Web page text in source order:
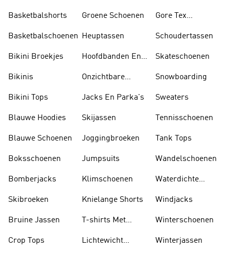
Basketbalshorts
Basketbalschoenen
Bikini Broekjes
Bikinis
Bikini Tops
Blauwe Hoodies
Blauwe Schoenen
Boksschoenen
Bomberjacks
Skibroeken
Bruine Jassen
Crop Tops
Groene Schoenen
Heuptassen
Hoofdbanden En
Onzichtbare
Jacks En Parka's
Skijassen
Joggingbroeken
Jumpsuits
Klimschoenen
Knielange Shorts
T-shirts Met
Lichtewicht
Gore Tex
Schoudertassen
Skateschoenen
Snowboarding
Sweaters
Tennisschoenen
Tank Tops
Wandelschoenen
Waterdichte
Windjacks
Winterschoenen
Winterjassen